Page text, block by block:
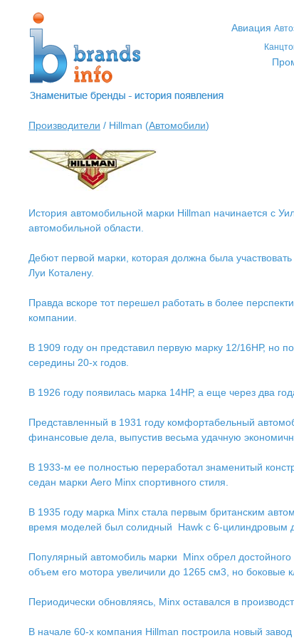
Авиация
Производители / Hillman (Автомобили)
История автомобильной марки Hillman начинается с
автомобильной области.
Дебют первой марки, которая должна была
Луи Коталену.
Правда вскоре тот перешел работать в более
компании.
В 1909 году он представил первую марку 12/16НР, но
середины 20-х годов.
В 1926 году появилась марка 14НР, а еще через два
Представленный в 1931 году комфортабельный
финансовые дела, выпустив весьма удачную
В 1933-м ее полностью переработал знаменитый
седан марки Aero Minx спортивного стиля.
В 1935 году марка Minx стала первым британским
время моделей был солидный Hawk с 6-цилиндровым
Популярный автомобиль марки Minx обрел
объем его мотора увеличили до 1265 см3, но боковые
Периодически обновляясь, Minx оставался в
В начале 60-х компания Hillman построила новый